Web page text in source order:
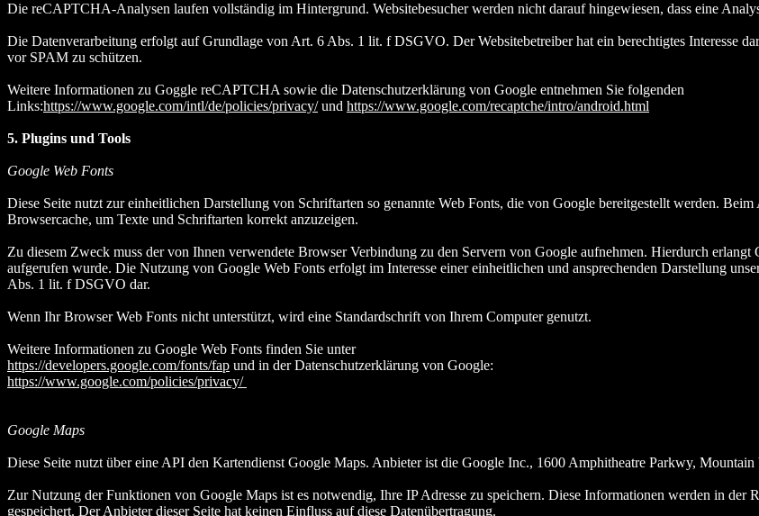
Die reCAPTCHA-Analysen laufen vollständig im Hintergrund. Websitebesucher werden nicht darauf hingewiesen, dass eine
Die Datenverarbeitung erfolgt auf Grundlage von Art. 6 Abs. 1 lit. f DSGVO. Der Websitebetreiber hat ein berechtigtes Interesse
vor SPAM zu schützen.
Weitere Informationen zu Goggle reCAPTCHA sowie die Datenschutzerklärung von Google entnehmen Sie folgenden
Links:https://www.google.com/intl/de/policies/privacy/ und https://www.google.com/recaptche/intro/android.html
5. Plugins und Tools
Google Web Fonts
Diese Seite nutzt zur einheitlichen Darstellung von Schriftarten so genannte Web Fonts, die von Google bereitgestellt werden.
Browsercache, um Texte und Schriftarten korrekt anzuzeigen.
Zu diesem Zweck muss der von Ihnen verwendete Browser Verbindung zu den Servern von Google aufnehmen. Hierdurch erlangt
aufgerufen wurde. Die Nutzung von Google Web Fonts erfolgt im Interesse einer einheitlichen und ansprechenden Darstellung
Abs. 1 lit. f DSGVO dar.
Wenn Ihr Browser Web Fonts nicht unterstützt, wird eine Standardschrift von Ihrem Computer genutzt.
Weitere Informationen zu Google Web Fonts finden Sie unter
https://developers.google.com/fonts/fap und in der Datenschutzerklärung von Google:
https://www.google.com/policies/privacy/
Google Maps
Diese Seite nutzt über eine API den Kartendienst Google Maps. Anbieter ist die Google Inc., 1600 Amphitheatre Parkwy,
Zur Nutzung der Funktionen von Google Maps ist es notwendig, Ihre IP Adresse zu speichern. Diese Informationen werden in der
gespeichert. Der Anbieter dieser Seite hat keinen Einfluss auf diese Datenübertragung.